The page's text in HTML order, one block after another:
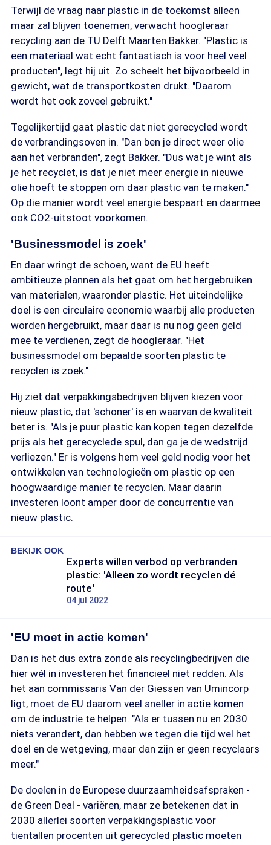
Terwijl de vraag naar plastic in de toekomst alleen
maar zal blijven toenemen, verwacht hoogleraar
recycling aan de TU Delft Maarten Bakker. "Plastic is
een materiaal wat echt fantastisch is voor heel veel
producten", legt hij uit. Zo scheelt het bijvoorbeeld in
gewicht, wat de transportkosten drukt. "Daarom
wordt het ook zoveel gebruikt."
Tegelijkertijd gaat plastic dat niet gerecycled wordt
de verbrandingsoven in. "Dan ben je direct weer olie
aan het verbranden", zegt Bakker. "Dus wat je wint als
je het recyclet, is dat je niet meer energie in nieuwe
olie hoeft te stoppen om daar plastic van te maken."
Op die manier wordt veel energie bespaart en daarmee
ook CO2-uitstoot voorkomen.
'Businessmodel is zoek'
En daar wringt de schoen, want de EU heeft
ambitieuze plannen als het gaat om het hergebruiken
van materialen, waaronder plastic. Het uiteindelijke
doel is een circulaire economie waarbij alle producten
worden hergebruikt, maar daar is nu nog geen geld
mee te verdienen, zegt de hoogleraar. "Het
businessmodel om bepaalde soorten plastic te
recyclen is zoek."
Hij ziet dat verpakkingsbedrijven blijven kiezen voor
nieuw plastic, dat 'schoner' is en waarvan de kwaliteit
beter is. "Als je puur plastic kan kopen tegen dezelfde
prijs als het gerecyclede spul, dan ga je de wedstrijd
verliezen." Er is volgens hem veel geld nodig voor het
ontwikkelen van technologieën om plastic op een
hoogwaardige manier te recyclen. Maar daarin
investeren loont amper door de concurrentie van
nieuw plastic.
BEKIJK OOK
Experts willen verbod op verbranden
plastic: 'Alleen zo wordt recyclen dé
route'
04 jul 2022
'EU moet in actie komen'
Dan is het dus extra zonde als recyclingbedrijven die
hier wél in investeren het financieel niet redden. Als
het aan commissaris Van der Giessen van Umincorp
ligt, moet de EU daarom veel sneller in actie komen
om de industrie te helpen. "Als er tussen nu en 2030
niets verandert, dan hebben we tegen die tijd wel het
doel en de wetgeving, maar dan zijn er geen recyclaars
meer."
De doelen in de Europese duurzaamheidsafspraken -
de Green Deal - variëren, maar ze betekenen dat in
2030 allerlei soorten verpakkingsplastic voor
tientallen procenten uit gerecycled plastic moeten